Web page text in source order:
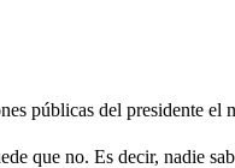
públicas del presidente el
que no. Es decir, nadie